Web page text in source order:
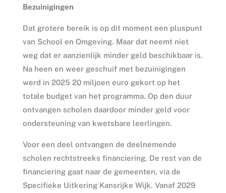
Bezuinigingen
Dat grotere bereik is op dit moment een pluspunt
van School en Omgeving. Maar dat neemt niet
weg dat er aanzienlijk minder geld beschikbaar is.
Na heen en weer geschuif met bezuinigingen
werd in 2025 20 miljoen euro gekort op het
totale budget van het programma. Op den duur
ontvangen scholen daardoor minder geld voor
ondersteuning van kwetsbare leerlingen.
Voor een deel ontvangen de deelnemende
scholen rechtstreeks financiering. De rest van de
financiering gaat naar de gemeenten, via de
Specifieke Uitkering Kansrijke Wijk. Vanaf 2029